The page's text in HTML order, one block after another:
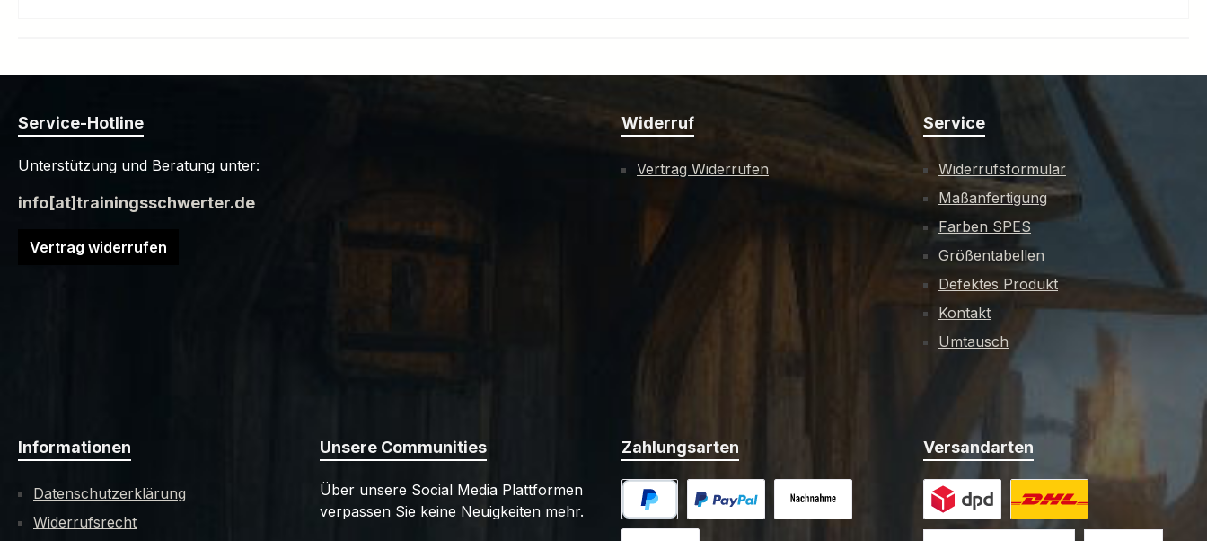
Service-Hotline
Unterstützung und Beratung unter:
info[at]trainingsschwerter.de
Vertrag widerrufen
Widerruf
Vertrag Widerrufen
Service
Widerrufsformular
Maßanfertigung
Farben SPES
Größentabellen
Defektes Produkt
Kontakt
Umtausch
Informationen
Datenschutzerklärung
Widerrufsrecht
Unsere Communities
Über unsere Social Media Plattformen
verpassen Sie keine Neuigkeiten mehr.
Zahlungsarten
PayPal Nachnahme (+12EUR)
Benutzerdefiniertes Bild 1
Versandarten
Benutzerdefiniertes Bild 1
Benutzerdefiniertes Bild 2